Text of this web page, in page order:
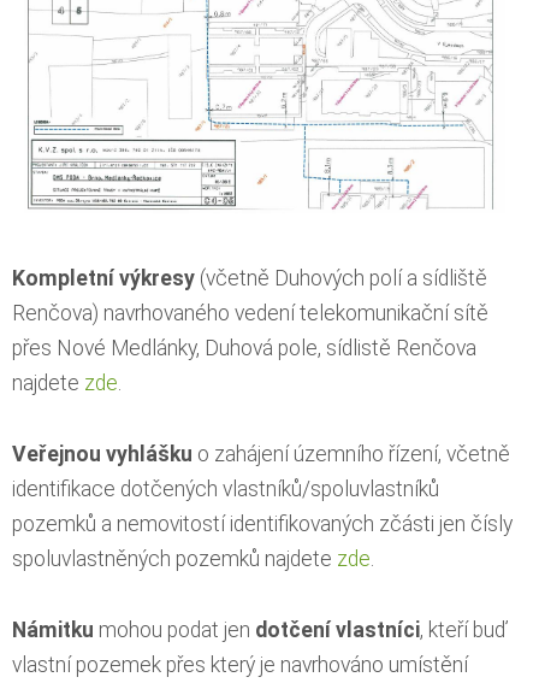
Kompletní výkresy (včetně Duhových polí a sídliště
Renčova) navrhovaného vedení telekomunikační sítě
přes Nové Medlánky, Duhová pole, sídlistě Renčova
najdete zde.
Veřejnou vyhlášku o zahájení územního řízení, včetně
identifikace dotčených vlastníků/spoluvlastníků
pozemků a nemovitostí identifikovaných zčásti jen čísly
spoluvlastněných pozemků najdete zde.
Námitku mohou podat jen dotčení vlastníci, kteří buď
vlastní pozemek přes který je navrhováno umístění